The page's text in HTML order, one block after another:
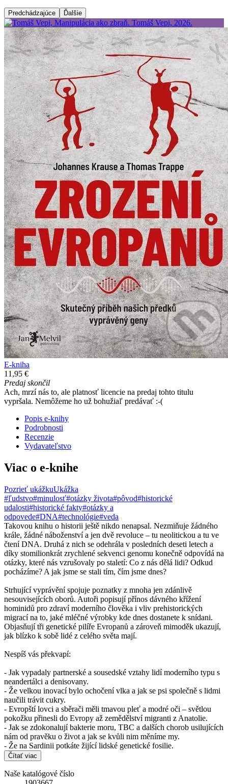
Predchádzajúce Ďalšie
E-kniha
11,95 €
Predaj skončil
Ach, mrzí nás to, ale platnosť licencie na predaj tohto titulu
vypršala. Nemôžeme ho už bohužiaľ predávať :-(
Popis e-knihy
Podrobnosti
Recenzie
Vydavateľstvo
Viac o e-knihe
Pozrieť ukážkuUkážka
#ľudstvo#minulosť#otázky života#pôvod#historické
udalosti#historické fakty#otázky a
odpovede#DNA#technológie#veda
Takovou knihu o historii ještě nikdo nenapsal. Nezmiňuje žádného
krále, žádné náboženství a jen dvě revoluce – tu neolitickou a tu ve
čtení DNA. Druhá z nich se odehrála v posledních deseti letech a
díky stomilionkrát zrychlené sekvenci genomu konečně odpovídá na
otázky, které nás vzrušovaly po staletí: Co z nás dělá lidi? Odkud
pocházíme? A jak jsme se stali tím, čím jsme dnes?
Strhující vyprávění spojuje poznatky z mnoha jen zdánlivě
nesouvisejících oborů. Autoři popisují přínos dávného křížení
hominidů pro zdraví moderního člověka i vliv prehistorických
migrací na to, jaké mléčné výrobky kde dnes dostanete k snídani.
Objasňují tři genetické pilíře Evropanů a zároveň mimoděk ukazují,
jak blízko k sobě lidé z celého světa mají.
Nespíš vás překvapí:
- Jak vypadaly partnerské a sousedské vztahy lidí moderního typu s
neandertálci a denisovany.
- Že velkou inovací bylo ochočení vlka a jak se psi společně s lidmi
naučili trávit cukry.
- Evropští lovci a sběrači měli tmavou pleť a modré oči – světlou
pokožku přinesli do Evropy až zemědělství migranti z Anatolie.
- Jak se zdokonalují bakterie moru, TBC a dalších chorob usilujících
nám od pravěku o život a jak se kvůli nim měníme my.
- Že na Sardinii potkáte žijící lidské genetické fosilie.
Čítať viac
Naše katalógové číslo